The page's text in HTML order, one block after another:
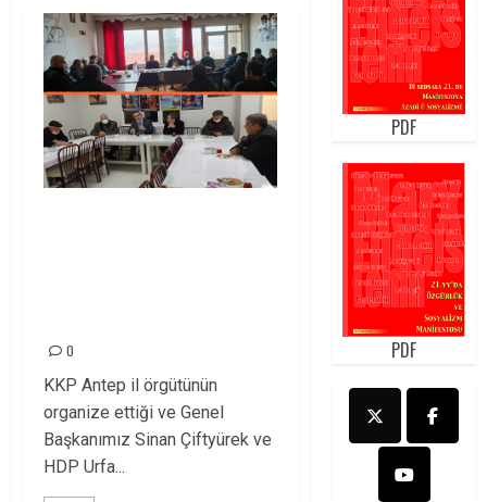
0
KKP Antep il örgütünün
organize ettiği ve Genel
Başkanımız Sinan Çiftyürek ve
HDP Urfa...
PDF
PDF